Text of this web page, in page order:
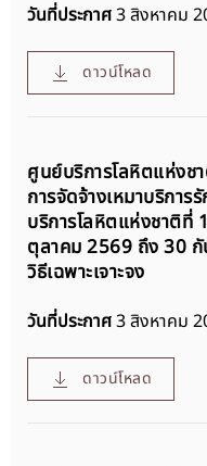
วันที่ประกาศ3 สิงหาคม
ดาวน์โหลด
ศูนย์บริการโลหิตแห่งช
การจัดจ้างเหมาบริกา
บริการโลหิตแห่งชาติที่
ตุลาคม 2569 ถึง 30 กั
วิธีเฉพาะเจาะจง
วันที่ประกาศ3 สิงหาคม
ดาวน์โหลด